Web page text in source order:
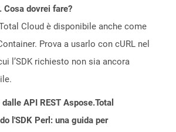
Cosa dovrei fare?
Cloud è disponibile anche come
Prova a usarlo con cURL nel
l’SDK richiesto non sia ancora
API REST Aspose.Total
l'SDK Perl: una guida per